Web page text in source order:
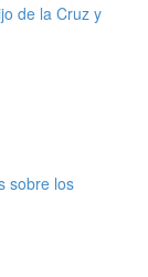
de la Cruz y
sobre los